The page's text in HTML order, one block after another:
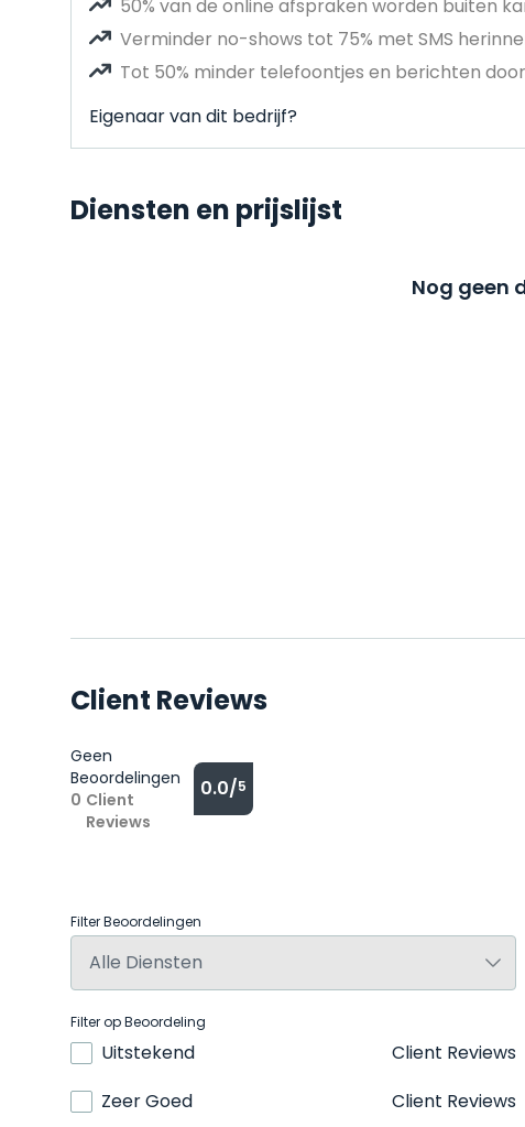
50% van de online afspraken worden buiten
Verminder no-shows tot 75% met SMS
Tot 50% minder telefoontjes en berichten
Eigenaar van dit bedrijf?
Diensten en prijslijst
Nog geen
Client Reviews
Geen
Beoordelingen
0 Client
Reviews
0.0/5
Filter Beoordelingen
Filter op Beoordeling
Uitstekend
Client Reviews
Zeer Goed
Client Reviews